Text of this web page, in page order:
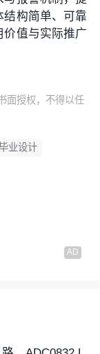
结构简单、可靠
值与实际推广
面授权，不得以任
业设计